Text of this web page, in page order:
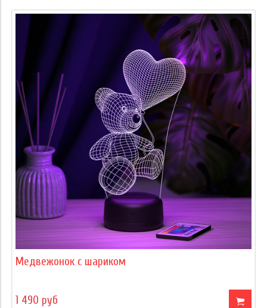
Медвежонок с шариком
1 490 руб